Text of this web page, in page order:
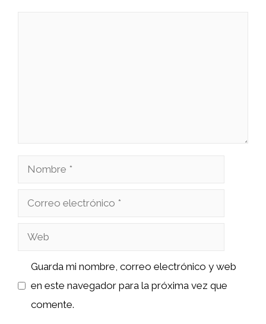
Nombre
Correo
Web
Guarda mi nombre, correo electrónico y web
en este navegador para la próxima vez que
comente.